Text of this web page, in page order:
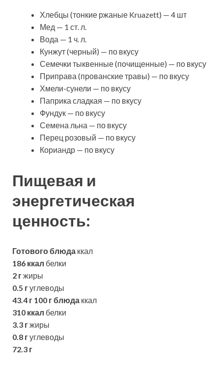
Хлебцы (тонкие ржаные Kruazett) — 4 шт
Мед — 1 ст. л.
Вода — 1 ч. л.
Кунжут (черный) — по вкусу
Семечки тыквенные (почищенные) — по вкусу
Приправа (прованские травы) — по вкусу
Хмели-сунели — по вкусу
Паприка сладкая — по вкусу
Фундук — по вкусу
Семена льна — по вкусу
Перец розовый — по вкусу
Кориандр — по вкусу
Пищевая и
энергетическая
ценность:
Готового блюда ккал
186 ккал белки
2 гжиры
0.5 гуглеводы
43.4 г 100 г блюда ккал
310 ккал белки
3.3 гжиры
0.8 гуглеводы
72.3 г